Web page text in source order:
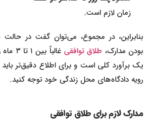
زمان لازم است.
بنابراین، در مجموع، می‌توان گفت در حالت
بودن مدارک،طلاق توافقی
غالباً بین ۱
یک برآورد کلی است و برای اطلاع دقیق‌تر باید
رویه دادگاه‌های محل زندگی خود توجه کنید.
مدارک لازم برای طلاق توافقی